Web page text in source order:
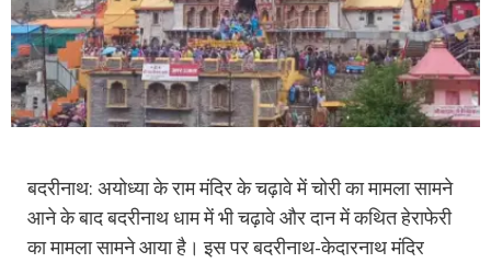
बदरीनाथ: अयोध्या के राम मंदिर के चढ़ावे में चोरी का मामला सामने
आने के बाद बदरीनाथ धाम में भी चढ़ावे और दान में कथित हेराफेरी
का मामला सामने आया है। इस पर बदरीनाथ-केदारनाथ मंदिर